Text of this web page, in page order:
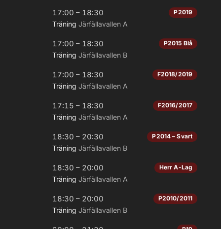
17:00 – 18:30 P2019
Träning Järfällavallen A
17:00 – 18:30 P2015 Blå
Träning Järfällavallen B
17:00 – 18:30 F2018/2019
Träning Järfällavallen A
17:15 – 18:30 F2016/2017
Träning Järfällavallen A
18:30 – 20:30 P2014 – Svart
Träning Järfällavallen B
18:30 – 20:00 Herr A-Lag
Träning Järfällavallen A
18:30 – 20:00 P2010/2011
Träning Järfällavallen B